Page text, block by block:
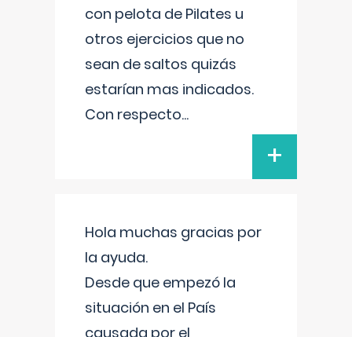
con pelota de Pilates u
otros ejercicios que no
sean de saltos quizás
estarían mas indicados.
Con respecto...
+
Hola muchas gracias por
la ayuda.
Desde que empezó la
situación en el País
causada por el